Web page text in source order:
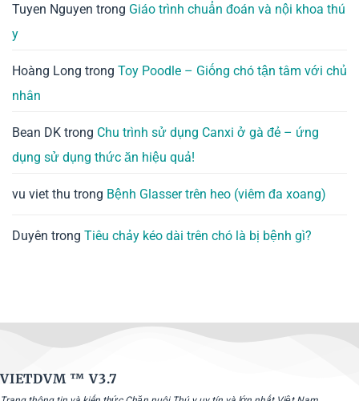
Tuyen Nguyen trong Giáo trình chuẩn đoán và nội khoa thú
y
Hoàng Long trong Toy Poodle – Giống chó tận tâm với chủ
nhân
Bean DK trong Chu trình sử dụng Canxi ở gà đẻ – ứng
dụng sử dụng thức ăn hiệu quả!
vu viet thu trong Bệnh Glasser trên heo (viêm đa xoang)
Duyên trong Tiêu chảy kéo dài trên chó là bị bệnh gì?
VIETDVM ™V3.7